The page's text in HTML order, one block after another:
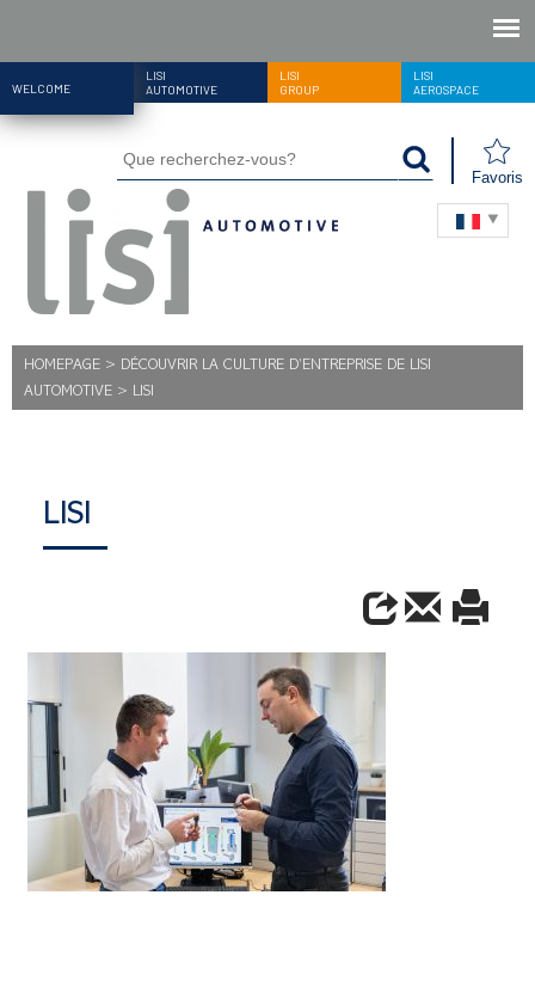
WELCOME
LISI
AUTOMOTIVE
LISI
GROUP
LISI
AEROSPACE
Favoris
HOMEPAGE > DÉCOUVRIR LA CULTURE D’ENTREPRISE DE LISI
AUTOMOTIVE > LISI
LISI